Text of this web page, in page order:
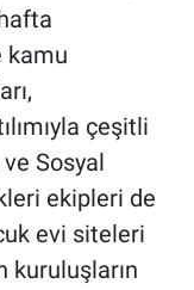
kamu
çeşitli
Sosyal
ekipleri de
evi siteleri
kuruluşların